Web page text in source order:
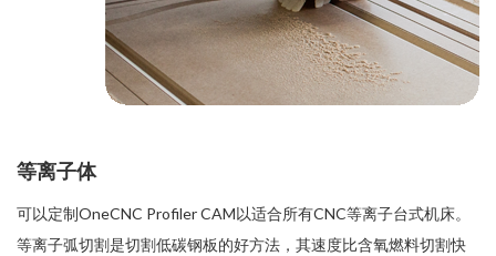
等离子体
可以定制OneCNC Profiler CAM以适合所有CNC等离子台式机床。
等离子弧切割是切割低碳钢板的好方法，其速度比含氧燃料切割快